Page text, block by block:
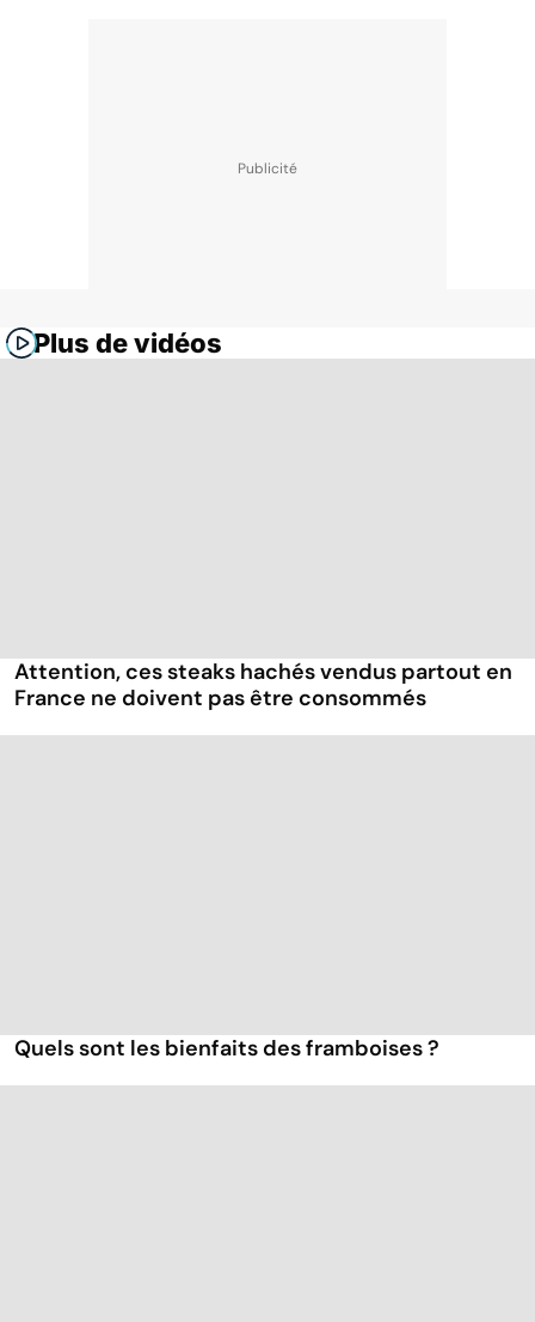
Plus de vidéos
Attention, ces steaks hachés vendus partout en
France ne doivent pas être consommés
Quels sont les bienfaits des framboises ?